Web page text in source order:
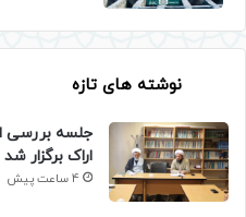
نوشته های تازه
جلسه بررسی
اراک برگزار شد
4 ساعت پیش